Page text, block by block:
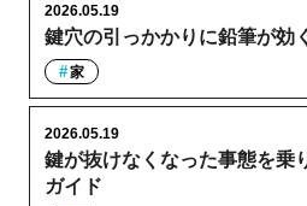
鍵穴の引っかかりに鉛筆が効
2026.05.19
家
鍵が抜けなくなった事態を乗
ガイド
2026.05.19